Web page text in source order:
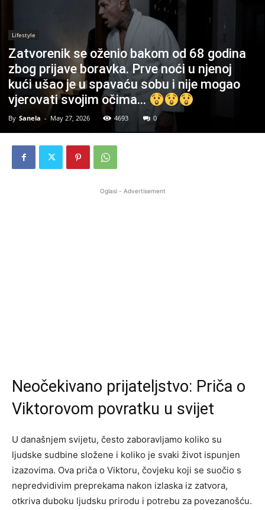
Lifestyle
Zatvorenik se oženio bakom od 68 godina
zbog prijave boravka. Prve noći u njenoj
kući ušao je u spavaću sobu i nije mogao
vjerovati svojim očima…
By Sanela - May 27, 2026 4693 0
Oglasi - Advertisement
Neočekivano prijateljstvo: Priča o
Viktorovom povratku u svijet
U današnjem svijetu, često zaboravljamo koliko su
ljudske sudbine složene i koliko je svaki život ispunjen
izazovima. Ova priča o Viktoru, čovjeku koji se suočio s
nepredvidivim preprekama nakon izlaska iz zatvora,
otkriva duboku ljudsku prirodu i potrebu za povezanošću.